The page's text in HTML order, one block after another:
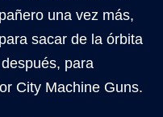
una vez más,
sacar de la órbita
para
City Machine Guns.